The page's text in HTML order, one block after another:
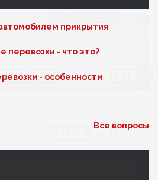
прикрытия
перевозки - что это?
- особенности
Все вопросы